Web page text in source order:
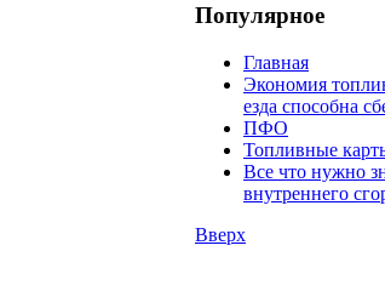
Популярное
Главная
Экономия
езда способна
ПФО
Топливные
Все что нужно
внутреннего
Вверх